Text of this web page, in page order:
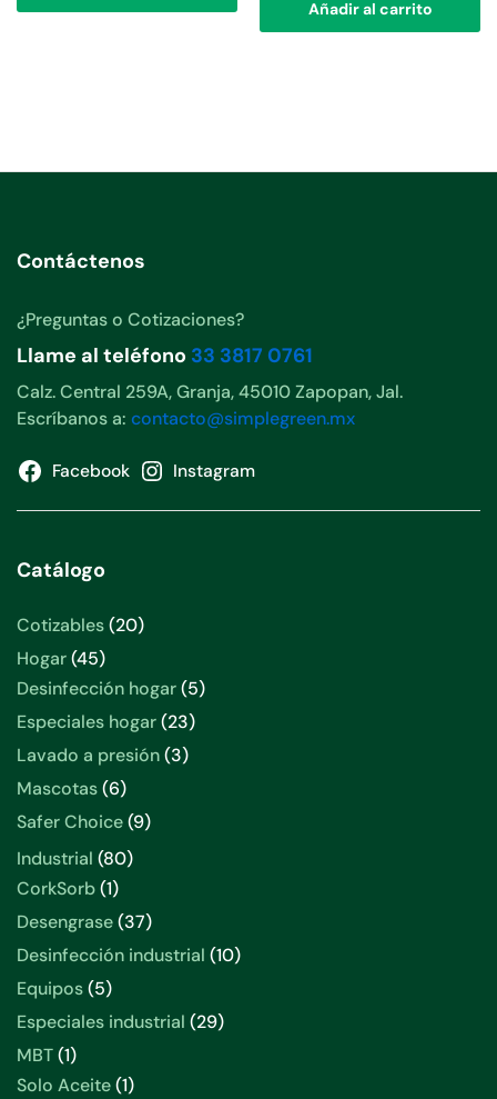
Añadir al carrito
Contáctenos
¿Preguntas o Cotizaciones?
Llame al teléfono 33 3817 0761
Calz. Central 259A, Granja, 45010 Zapopan, Jal.
Escríbanos a: contacto@simplegreen.mx
Facebook Instagram
Catálogo
Cotizables 2020
Hogar 4545
productos
Desinfección hogar 55
Especiales hogar 2323
productos
Lavado a presión 33
Mascotas 66
productos
Safer Choice 99
Industrial 8080
CorkSorb 11
producto
Desengrase 3737
productos
Desinfección industrial 1010
Equipos 55
productos
Especiales industrial 2929
MBT 11
producto
Solo Aceite 11